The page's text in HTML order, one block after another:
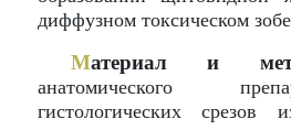
диффузном токсическом
Материал и
анатомического
гистологических